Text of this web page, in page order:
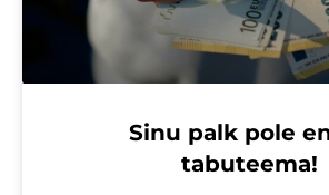
Sinu palk pole
tabuteema!